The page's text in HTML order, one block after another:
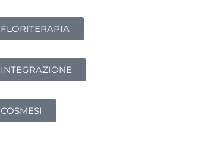
FLORITERAPIA
INTEGRAZIONE
COSMESI